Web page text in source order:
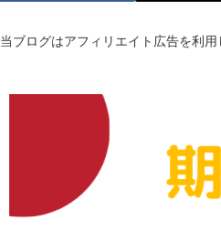
当ブログはアフィリエイト広告を利用